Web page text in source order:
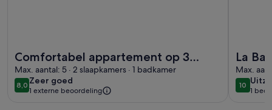
Comfortabel appartement op 3
minuten lopen van een mooi strand.
Max. aantal: 5 · 2 slaapkamers · 1 badkamer
8,08,0 op 10
Zeer goed
zeer
goed
1 externe beoordeling
La
Max.
1010 op 10
1
(1